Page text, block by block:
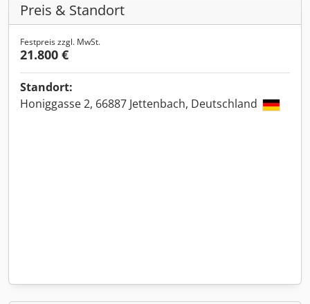
Preis & Standort
Festpreis zzgl. MwSt.
21.800 €
Standort:
Honiggasse 2, 66887 Jettenbach, Deutschland